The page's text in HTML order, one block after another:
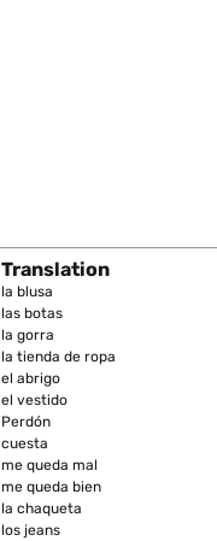
Translation
la blusa
las botas
la gorra
la tienda de ropa
el abrigo
el vestido
Perdón
cuesta
me queda mal
me queda bien
la chaqueta
los jeans